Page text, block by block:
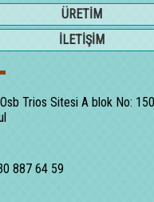
ÜRETİM
İLETİŞİM
Trios Sitesi A blok No:
887 64 59